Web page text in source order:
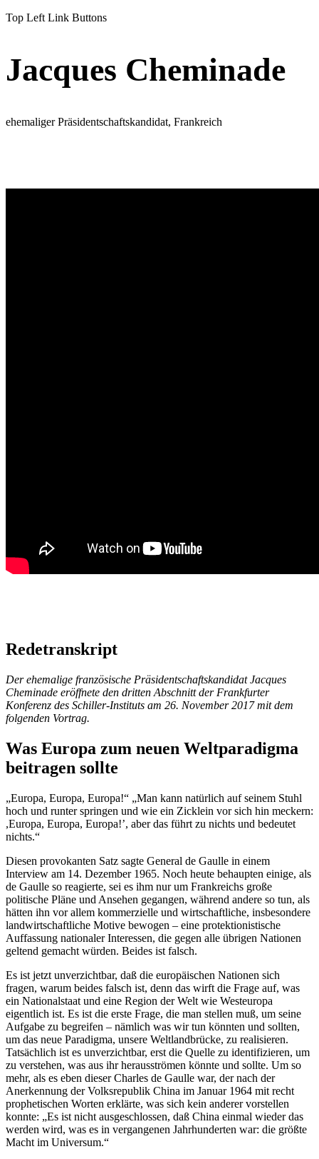
Top Left Link Buttons
Jacques Cheminade
ehemaliger Präsidentschaftskandidat, Frankreich
Redetranskript
Der ehemalige französische Präsidentschaftskandidat Jacques
Cheminade eröffnete den dritten Abschnitt der Frankfurter
Konferenz des Schiller-Instituts am 26. November 2017 mit dem
folgenden Vortrag.
Was Europa zum neuen Weltparadigma
beitragen sollte
„Europa, Europa, Europa!“ „Man kann natürlich auf seinem Stuhl
hoch und runter springen und wie ein Zicklein vor sich hin meckern:
,Europa, Europa, Europa!’, aber das führt zu nichts und bedeutet
nichts.“
Diesen provokanten Satz sagte General de Gaulle in einem
Interview am 14. Dezember 1965. Noch heute behaupten einige, als
de Gaulle so reagierte, sei es ihm nur um Frankreichs große
politische Pläne und Ansehen gegangen, während andere so tun, als
hätten ihn vor allem kommerzielle und wirtschaftliche, insbesondere
landwirtschaftliche Motive bewogen – eine protektionistische
Auffassung nationaler Interessen, die gegen alle übrigen Nationen
geltend gemacht würden. Beides ist falsch.
Es ist jetzt unverzichtbar, daß die europäischen Nationen sich
fragen, warum beides falsch ist, denn das wirft die Frage auf, was
ein Nationalstaat und eine Region der Welt wie Westeuropa
eigentlich ist. Es ist die erste Frage, die man stellen muß, um seine
Aufgabe zu begreifen – nämlich was wir tun könnten und sollten,
um das neue Paradigma, unsere Weltlandbrücke, zu realisieren.
Tatsächlich ist es unverzichtbar, erst die Quelle zu identifizieren, um
zu verstehen, was aus ihr herausströmen könnte und sollte. Um so
mehr, als es eben dieser Charles de Gaulle war, der nach der
Anerkennung der Volksrepublik China im Januar 1964 mit recht
prophetischen Worten erklärte, was sich kein anderer vorstellen
konnte: „Es ist nicht ausgeschlossen, daß China einmal wieder das
werden wird, was es in vergangenen Jahrhunderten war: die größte
Macht im Universum.“